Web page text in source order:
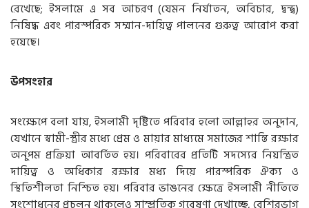
রেখেছে; ইসলামে এ সব আচরণ (যেমন নির্যাতন, অবিচার, দ্বন্দ্ব)
নিষিদ্ধ এবং পারস্পরিক সম্মান-দায়িত্ব পালনের গুরুত্ব আরোপ করা
হয়েছে।
উপসংহার
সংক্ষেপে বলা যায়, ইসলামী দৃষ্টিতে পরিবার হলো আল্লাহর অনুদান,
যেখানে স্বামী-স্ত্রীর মধ্যে প্রেম ও মায়ার মাধ্যমে সমাজের শান্তি রক্ষার
অনুপম প্রক্রিয়া আবর্তিত হয়। পরিবারের প্রতিটি সদস্যের নিয়ন্ত্রিত
দায়িত্ব ও অধিকার রক্ষার মধ্য দিয়ে পারস্পরিক ঐক্য ও
স্থিতিশীলতা নিশ্চিত হয়। পরিবার ভাঙনের ক্ষেত্রে ইসলামী নীতিতে
সংশোধনের প্রচলন থাকলেও সাম্প্রতিক গবেষণা দেখাচ্ছে, বেশিরভাগ